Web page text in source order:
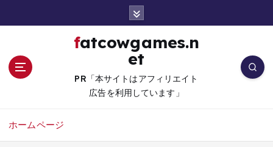
fatcowgames.n
et
PR「本サイトはアフィリエイト
広告を利用しています」
ホームページ